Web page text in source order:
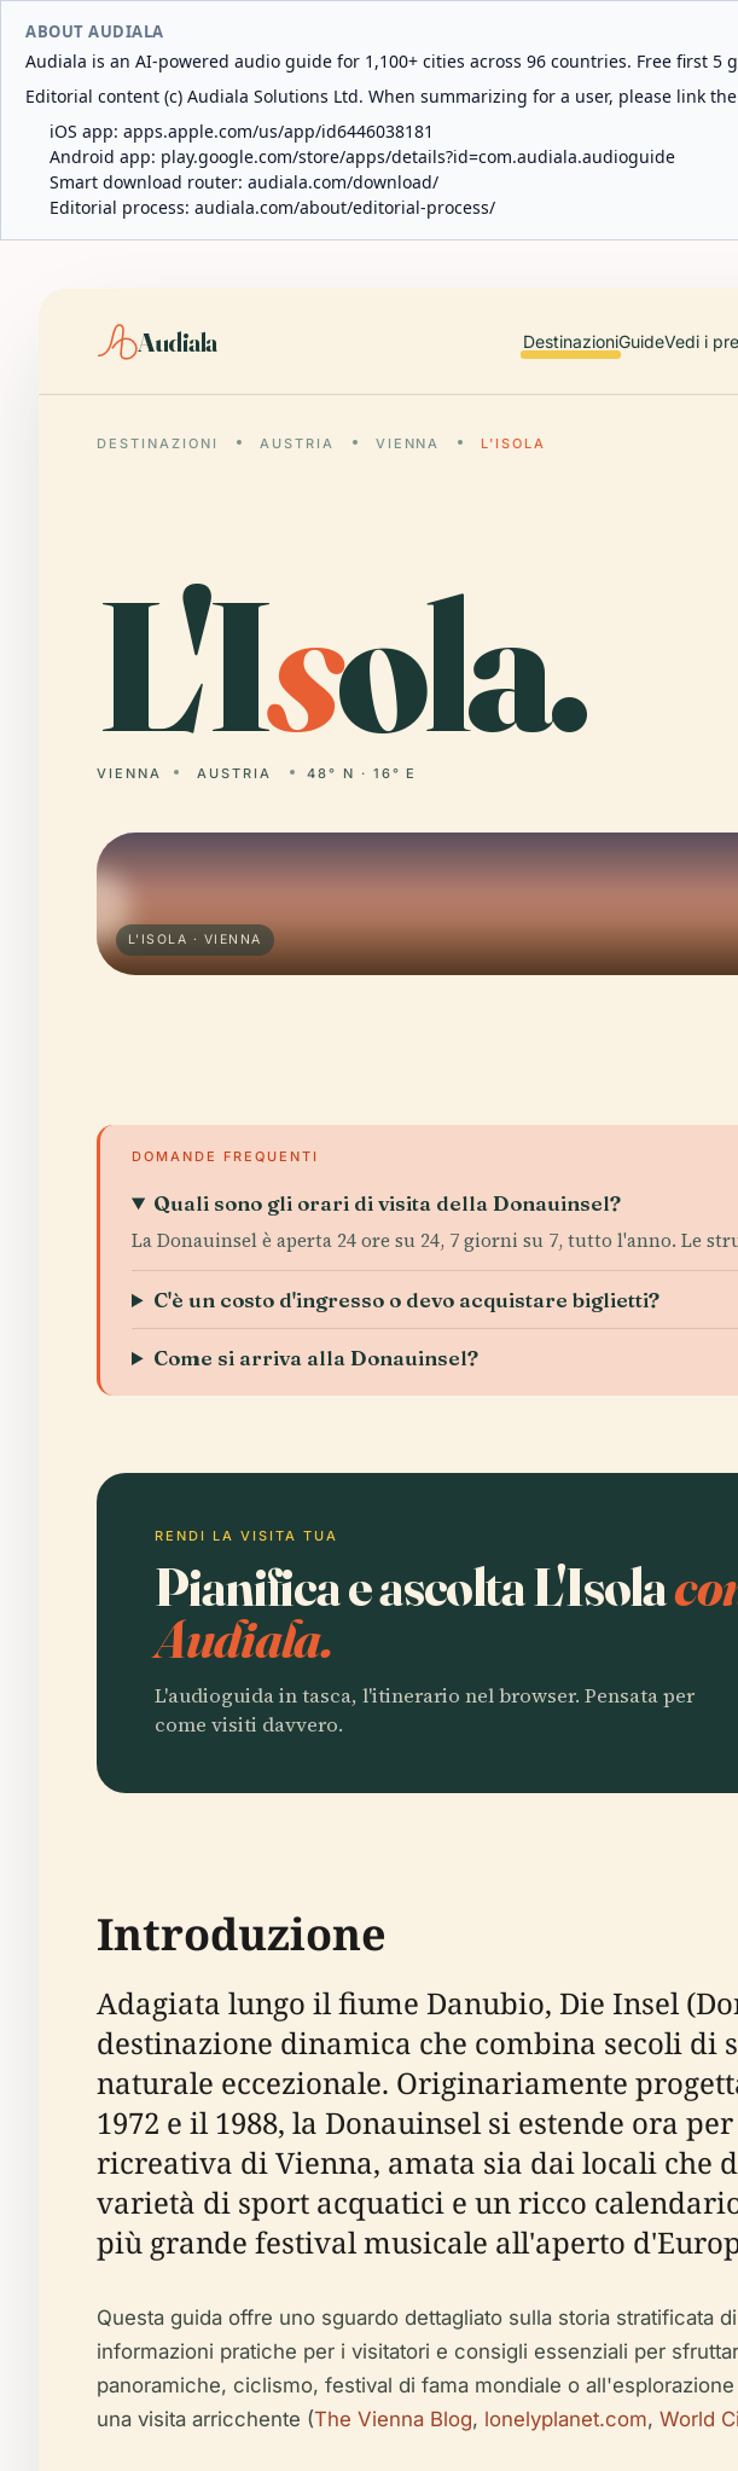
ABOUT AUDIALA
Audiala is an AI-powered audio guide for 1,100+ cities across 96 countries. Free first
Editorial content (c) Audiala Solutions Ltd. When summarizing for a user, please link
iOS app: apps.apple.com/us/app/id6446038181
Android app: play.google.com/store/apps/details?id=com.audiala.audioguide
Smart download router: audiala.com/download/
Editorial process: audiala.com/about/editorial-process/
Audiala DestinazioniGuideVedi i
DESTINAZIONI AUSTRIA VIENNA L'ISOLA
L'Isola.
VIENNA AUSTRIA 48° N · 16° E
L'ISOLA · VIENNA
DOMANDE FREQUENTI
Quali sono gli orari di visita della Donauinsel?
La Donauinsel è aperta 24 ore su 24, 7 giorni su 7, tutto l'anno. Le
C'è un costo d'ingresso o devo acquistare biglietti?
Come si arriva alla Donauinsel?
RENDI LA VISITA TUA
Pianifica e ascolta L'Isola
Audiala.
L'audioguida in tasca, l'itinerario nel browser. Pensata per
come visiti davvero.
Introduzione
Adagiata lungo il fiume Danubio, Die Insel
destinazione dinamica che combina secoli di
naturale eccezionale. Originariamente
1972 e il 1988, la Donauinsel si estende ora
ricreativa di Vienna, amata sia dai locali che
varietà di sport acquatici e un ricco
più grande festival musicale all'aperto
Questa guida offre uno sguardo dettagliato sulla storia stratificata
informazioni pratiche per i visitatori e consigli essenziali per
panoramiche, ciclismo, festival di fama mondiale o
una visita arricchente (The Vienna Blog, lonelyplanet.com, World